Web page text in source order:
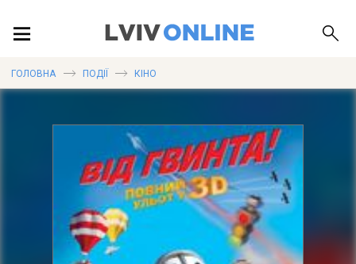
ПУБЛІКАЦІЇ
ГОЛОВНА ПОДІЇ КІНО